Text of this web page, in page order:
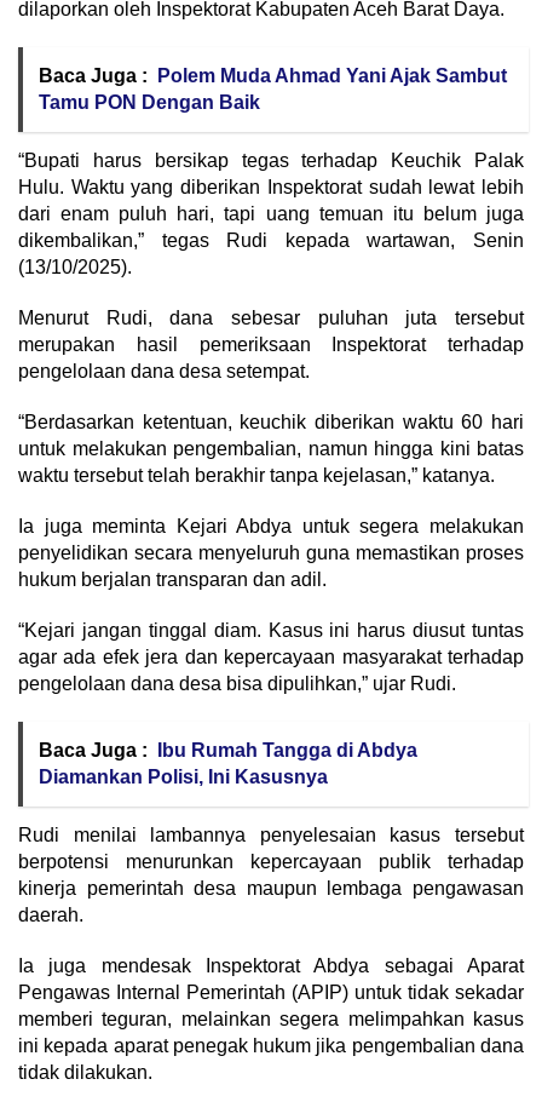
dilaporkan oleh Inspektorat Kabupaten Aceh Barat Daya.
Baca Juga :
Polem Muda Ahmad Yani Ajak Sambut
Tamu PON Dengan Baik
“Bupati harus bersikap tegas terhadap Keuchik Palak
Hulu. Waktu yang diberikan Inspektorat sudah lewat lebih
dari enam puluh hari, tapi uang temuan itu belum juga
dikembalikan,” tegas Rudi kepada wartawan, Senin
(13/10/2025).
Menurut Rudi, dana sebesar puluhan juta tersebut
merupakan hasil pemeriksaan Inspektorat terhadap
pengelolaan dana desa setempat.
“Berdasarkan ketentuan, keuchik diberikan waktu 60 hari
untuk melakukan pengembalian, namun hingga kini batas
waktu tersebut telah berakhir tanpa kejelasan,” katanya.
Ia juga meminta Kejari Abdya untuk segera melakukan
penyelidikan secara menyeluruh guna memastikan proses
hukum berjalan transparan dan adil.
“Kejari jangan tinggal diam. Kasus ini harus diusut tuntas
agar ada efek jera dan kepercayaan masyarakat terhadap
pengelolaan dana desa bisa dipulihkan,” ujar Rudi.
Baca Juga :
Ibu Rumah Tangga di Abdya
Diamankan Polisi, Ini Kasusnya
Rudi menilai lambannya penyelesaian kasus tersebut
berpotensi menurunkan kepercayaan publik terhadap
kinerja pemerintah desa maupun lembaga pengawasan
daerah.
Ia juga mendesak Inspektorat Abdya sebagai Aparat
Pengawas Internal Pemerintah (APIP) untuk tidak sekadar
memberi teguran, melainkan segera melimpahkan kasus
ini kepada aparat penegak hukum jika pengembalian dana
tidak dilakukan.